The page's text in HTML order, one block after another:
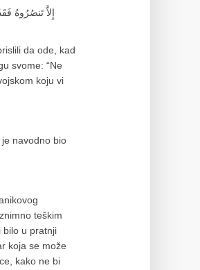
إِلاَّ تَنصُرُوهُ
da ode, kad
svome: “Ne
koju vi
navodno bio
teškim
bilo u pratnji
koja se može
kako ne bi